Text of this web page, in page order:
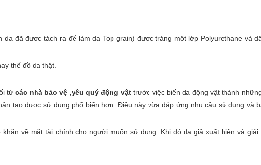
da đã được tách ra để làm da Top grain) được tráng một lớp Polyurethane và
thế đồ da thật.
từcác nhà bảo vệ ,yêu quý động vậttrước việc biến da động vật thành
tạo được sử dụng phổ biến hơn. Điều này vừa đáp ứng nhu cầu sử dụng và
về mặt tài chính cho người muốn sử dụng. Khi đó da giả xuất hiện và giải